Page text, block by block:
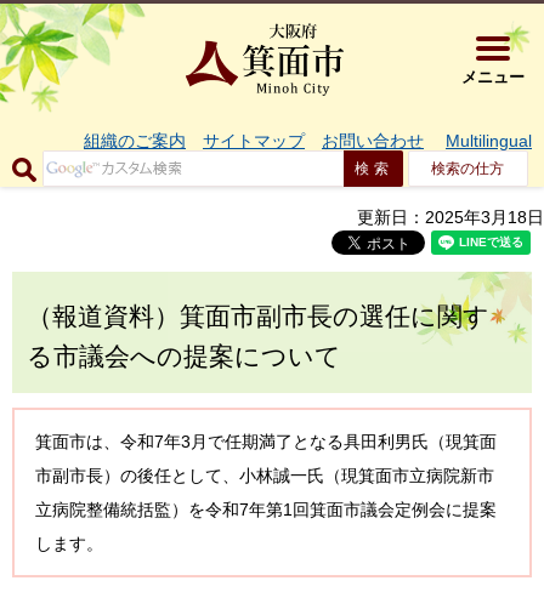
大阪府箕
メニュー
組織のご案内 サイトマップ お問い合わせ Multilingual
検索の仕方
更新日：2025年3月18日
（報道資料）箕面市副市長の選任に関す
る市議会への提案について
箕面市は、令和7年3月で任期満了となる具田利男氏（現箕面
市副市長）の後任として、小林誠一氏（現箕面市立病院新市
立病院整備統括監）を令和7年第1回箕面市議会定例会に提案
します。